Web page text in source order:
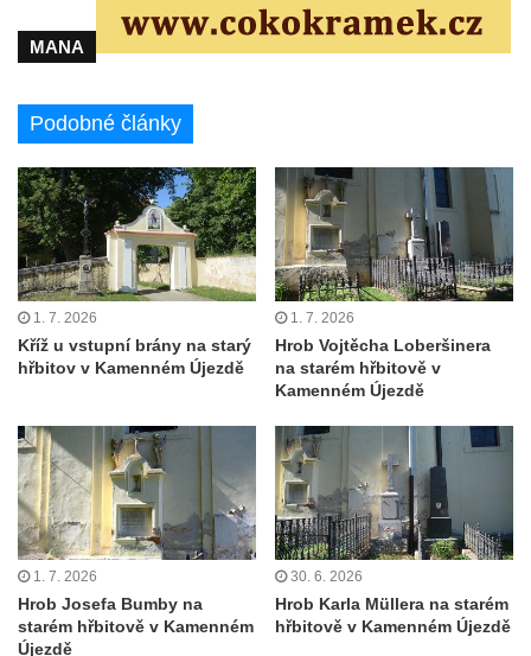
Hillův kříž u domu čp. 436 v Mikulášovicích
Hampelův kříž západně od dolního nádraží
Kříž před kostelem svatých Petra a Pavla v
Růžové
Centrální kříž na starém hřbitově ve
Vilémově
Centrální kříž na novém hřbitově ve
Vilémově
Kříž u kostela Nanebevzetí Panny Marie na
křížové cestě ve Vilémově
Strání
Kříž u severní zdi kostela Nalezení svatého
Kříže ve Frýdlantu
Kříž na Křížové cestě na Křížovém vrchu ve
Frýdlantu
Centrální kříž hřbitova ve Sloupu v Čechách
MANA
Podobné články
1. 7. 2026
Kříž u vstupní brány na starý
hřbitov v Kamenném Újezdě
1. 7. 2026
Hrob Vojtěcha Loberšinera
na starém hřbitově v
Kamenném Újezdě
1. 7. 2026
Hrob Josefa Bumby na
starém hřbitově v Kamenném
Újezdě
30. 6. 2026
Hrob Karla Müllera na starém
hřbitově v Kamenném Újezdě